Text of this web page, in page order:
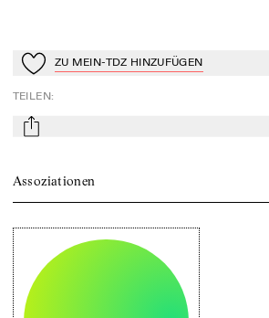
Zu Mein-TdZ hinzufügen
ZU MEIN-TDZ HINZUFÜGEN
TEILEN:
mail
Assoziationen